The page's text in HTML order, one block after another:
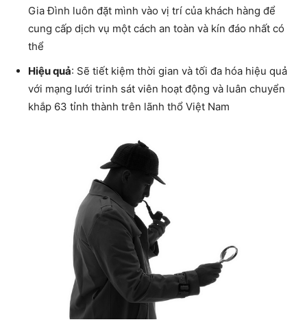
Gia Đình luôn đặt mình vào vị trí của khách hàng để
cung cấp dịch vụ một cách an toàn và kín đáo nhất có
thể
Hiệu quả: Sẽ tiết kiệm thời gian và tối đa hóa hiệu quả
với mạng lưới trinh sát viên hoạt động và luân chuyển
khắp 63 tỉnh thành trên lãnh thổ Việt Nam